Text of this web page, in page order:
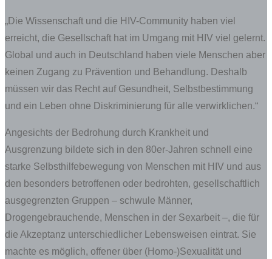
„Die Wissenschaft und die HIV-Community haben viel
erreicht, die Gesellschaft hat im Umgang mit HIV viel gelernt.
Global und auch in Deutschland haben viele Menschen aber
keinen Zugang zu Prävention und Behandlung. Deshalb
müssen wir das Recht auf Gesundheit, Selbstbestimmung
und ein Leben ohne Diskriminierung für alle verwirklichen.“
Angesichts der Bedrohung durch Krankheit und
Ausgrenzung bildete sich in den 80er-Jahren schnell eine
starke Selbsthilfebewegung von Menschen mit HIV und aus
den besonders betroffenen oder bedrohten, gesellschaftlich
ausgegrenzten Gruppen – schwule Männer,
Drogengebrauchende, Menschen in der Sexarbeit –, die für
die Akzeptanz unterschiedlicher Lebensweisen eintrat. Sie
machte es möglich, offener über (Homo-)Sexualität und